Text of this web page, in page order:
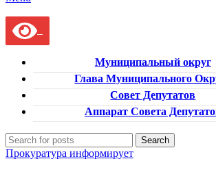
Муниципальный округ
Глава Муниципального
Совет Депутатов
Аппарат Совета
Search
Прокуратура информирует